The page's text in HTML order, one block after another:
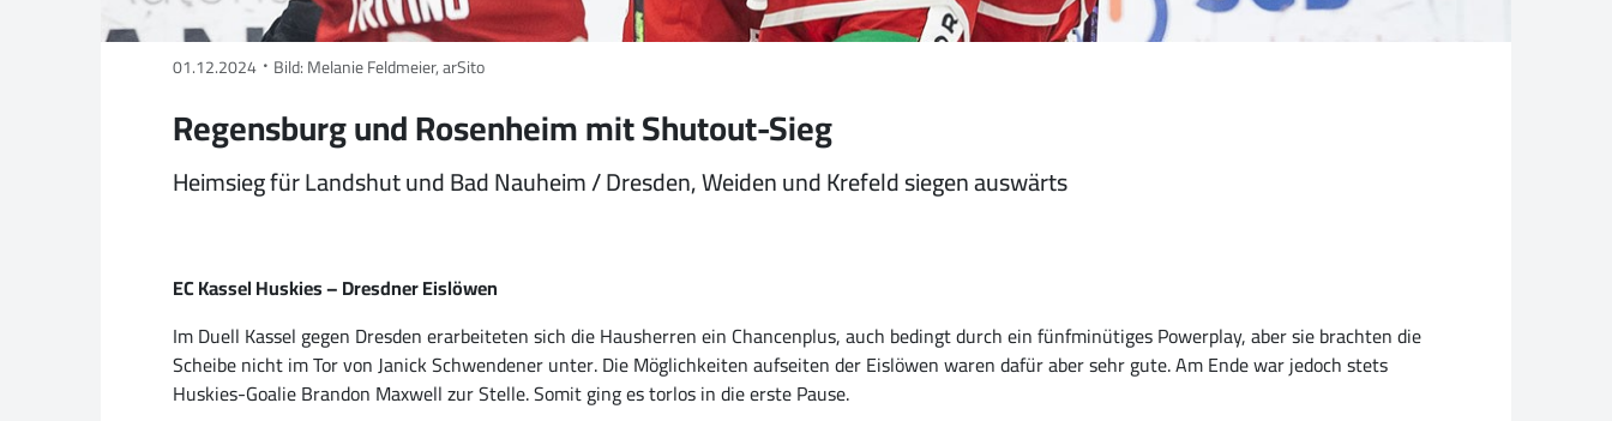
01.12.2024 Bild: Melanie Feldmeier, arSito
Regensburg und Rosenheim mit Shutout-Sieg
Heimsieg für Landshut und Bad Nauheim / Dresden, Weiden und Krefeld siegen auswärts
EC Kassel Huskies – Dresdner Eislöwen
Im Duell Kassel gegen Dresden erarbeiteten sich die Hausherren ein Chancenplus, auch bedingt durch ein fünfminütiges Powerplay, aber sie brachten die
Scheibe nicht im Tor von Janick Schwendener unter. Die Möglichkeiten aufseiten der Eislöwen waren dafür aber sehr gute. Am Ende war jedoch stets
Huskies-Goalie Brandon Maxwell zur Stelle. Somit ging es torlos in die erste Pause.